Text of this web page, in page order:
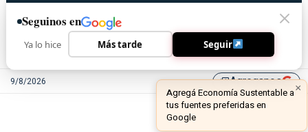
9/8/2026 library_addAgreganos
Seguinos en
Ya lo hice Más tarde Seguir